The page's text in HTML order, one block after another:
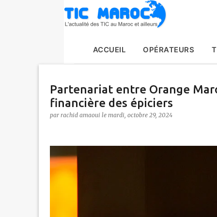
ACCUEIL OPÉRATEURS
Partenariat entre Orange
financière des épiciers
par rachid amaoui le mardi, octobre 29, 2024